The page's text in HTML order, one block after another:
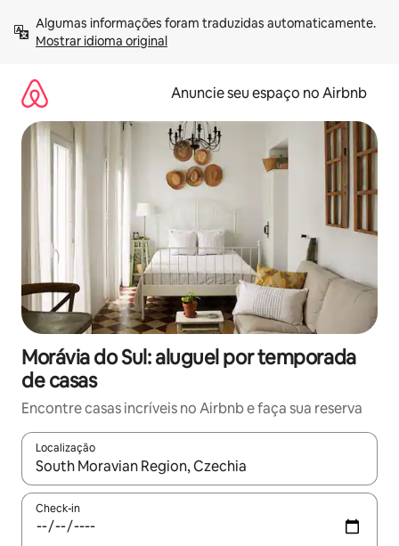
para
Mostrar idioma original
Anuncie seu espaço no Airbnb
Morávia do Sul: aluguel por temporada
de casas
Encontre casas incríveis no Airbnb e faça sua reserva
Localização
Quando os resultados estiverem disponíveis, explore-os
Check-in